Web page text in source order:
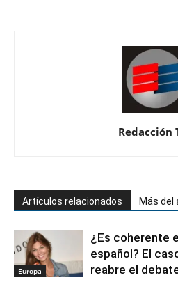
Redacción
Artículos relacionados Más del
Europa
¿Es coherente
español? El
reabre el